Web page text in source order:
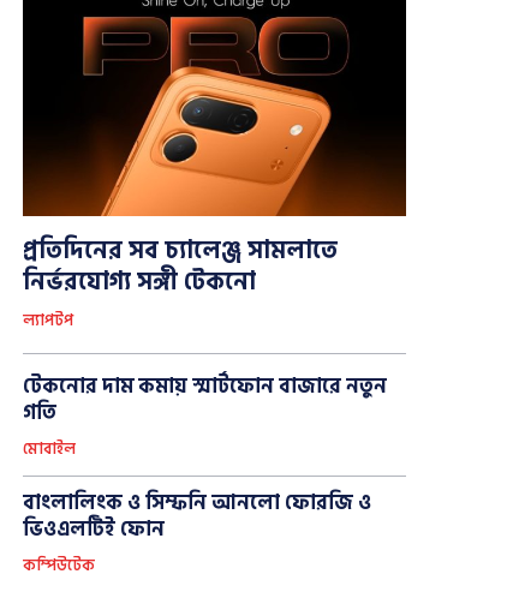
প্রতিদিনের সব চ্যালেঞ্জ সামলাতে
নির্ভরযোগ্য সঙ্গী টেকনো
ল্যাপটপ
টেকনোর দাম কমায় স্মার্টফোন বাজারে নতুন
গতি
মোবাইল
বাংলালিংক ও সিম্ফনি আনলো ফোরজি ও
ভিওএলটিই ফোন
কম্পিউটেক